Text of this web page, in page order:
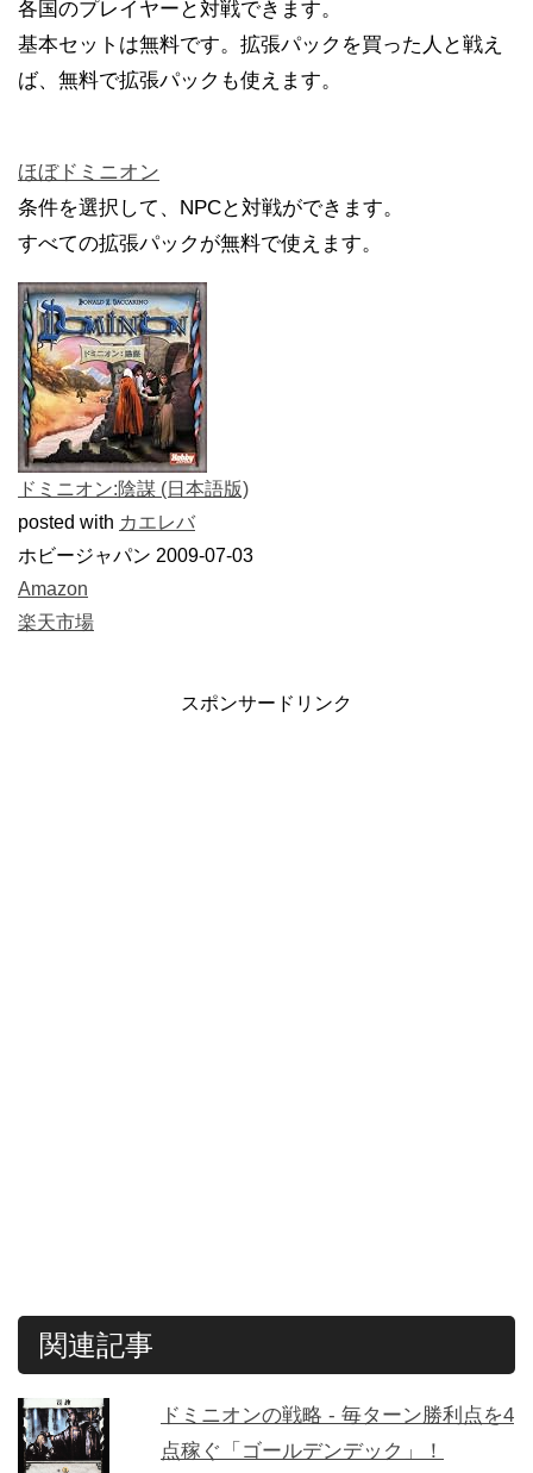
各国のプレイヤーと対戦できます。
基本セットは無料です。拡張パックを買った人と戦え
ば、無料で拡張パックも使えます。
ほぼドミニオン
条件を選択して、NPCと対戦ができます。
すべての拡張パックが無料で使えます。
ドミニオン:陰謀 (日本語版)
posted with カエレバ
ホビージャパン 2009-07-03
Amazon
楽天市場
スポンサードリンク
関連記事
ドミニオンの戦略 - 毎ターン勝利点を4
点稼ぐ「ゴールデンデック」！